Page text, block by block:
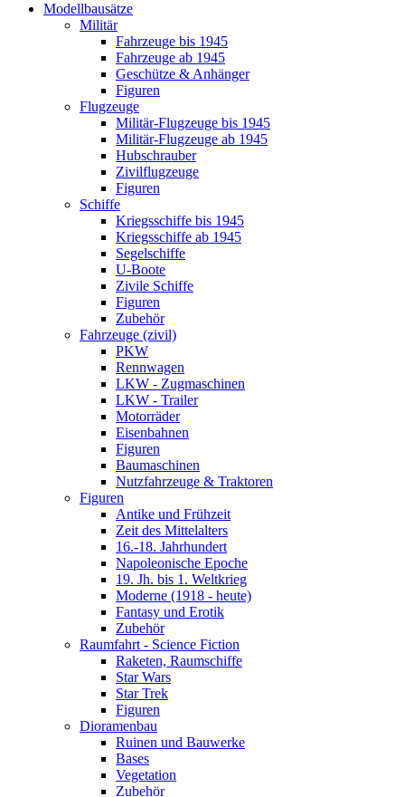
Modellbausätze
Militär
Fahrzeuge bis 1945
Fahrzeuge ab 1945
Geschütze & Anhänger
Figuren
Flugzeuge
Militär-Flugzeuge bis 1945
Militär-Flugzeuge ab 1945
Hubschrauber
Zivilflugzeuge
Figuren
Schiffe
Kriegsschiffe bis 1945
Kriegsschiffe ab 1945
Segelschiffe
U-Boote
Zivile Schiffe
Figuren
Zubehör
Fahrzeuge (zivil)
PKW
Rennwagen
LKW - Zugmaschinen
LKW - Trailer
Motorräder
Eisenbahnen
Figuren
Baumaschinen
Nutzfahrzeuge & Traktoren
Figuren
Antike und Frühzeit
Zeit des Mittelalters
16.-18. Jahrhundert
Napoleonische Epoche
19. Jh. bis 1. Weltkrieg
Moderne (1918 - heute)
Fantasy und Erotik
Zubehör
Raumfahrt - Science Fiction
Raketen, Raumschiffe
Star Wars
Star Trek
Figuren
Dioramenbau
Ruinen und Bauwerke
Bases
Vegetation
Zubehör